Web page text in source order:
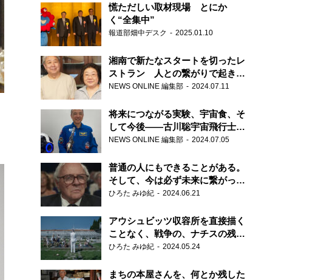
慌ただしい取材現場 とにか
く“全集中”
報道部畑中デスク 2025.01.10
湘南で新たなスタートを切ったレ
ストラン 人との繋がりで起きた
奇跡
NEWS ONLINE 編集部 2024.07.11
将来につながる実験、宇宙食、そ
して今後――古川聡宇宙飛行士単
独インタビュー
NEWS ONLINE 編集部 2024.07.05
普通の人にもできることがある。
そして、今は必ず未来に繋がって
いく……『ONE LIFE 奇跡が繋い
ひろた みゆ紀 2024.06.21
アウシュビッツ収容所を直接描く
ことなく、戦争の、ナチスの残虐
さが見える映画 『関心領域』
ひろた みゆ紀 2024.05.24
まちの本屋さんを、何とか残した